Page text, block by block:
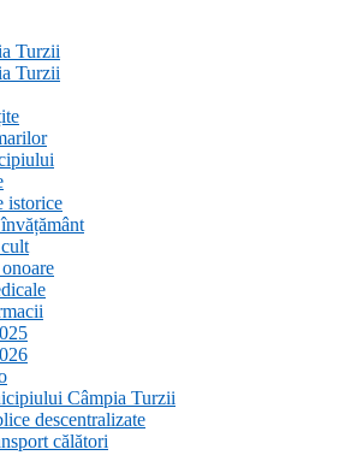
Turzii
Turzii
istorice
Câmpia Turzii
descentralizate
călători